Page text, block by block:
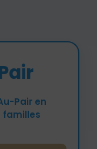
Pair en
familles